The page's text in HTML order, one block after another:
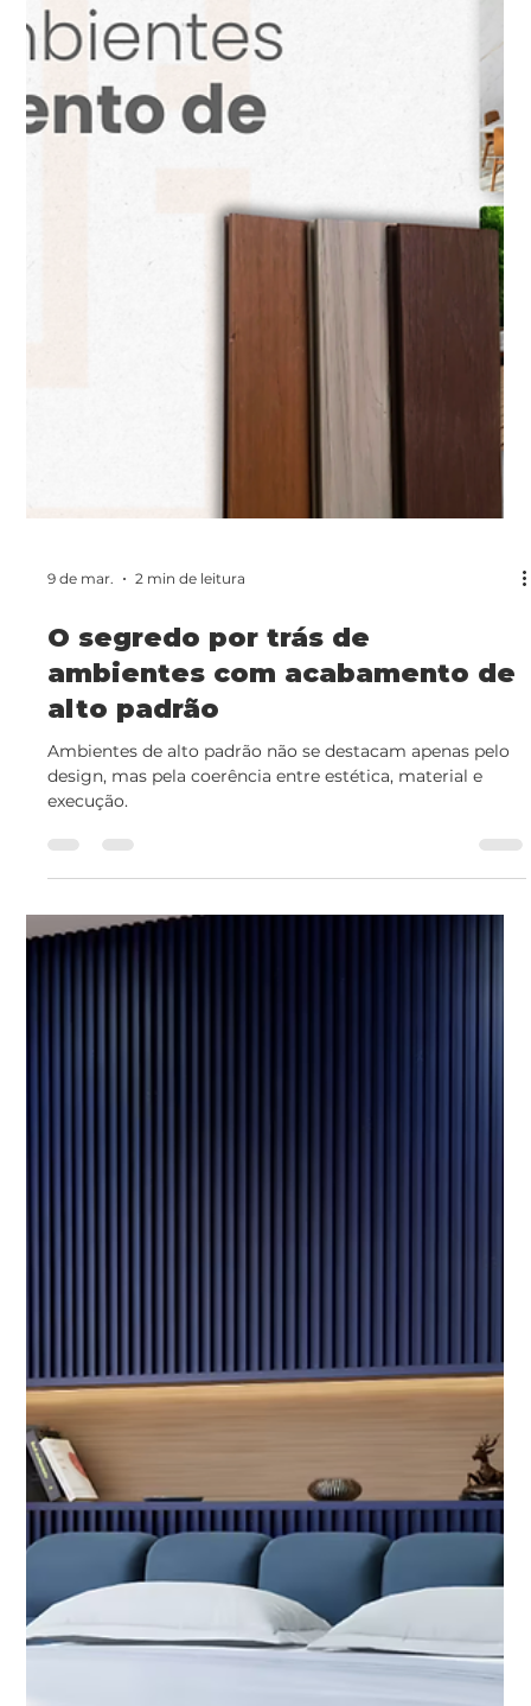
14 de mar. 2 min de leitura
O que é Ripado WPC? Conheça
decoração
Descubra o que é ripado WPC e por que esse
revestimento tecnológico de madeira e polímero é a
manutenção.